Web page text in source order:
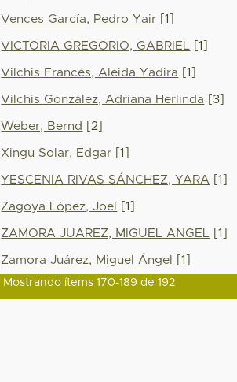
Vences García, Pedro Yair [1]
VICTORIA GREGORIO, GABRIEL [1]
Vilchis Francés, Aleida Yadira [1]
Vilchis González, Adriana Herlinda [3]
Weber, Bernd [2]
Xingu Solar, Edgar [1]
YESCENIA RIVAS SÁNCHEZ, YARA [1]
Zagoya López, Joel [1]
ZAMORA JUAREZ, MIGUEL ANGEL [1]
Zamora Juárez, Miguel Ángel [1]
Mostrando ítems 170-189 de 192